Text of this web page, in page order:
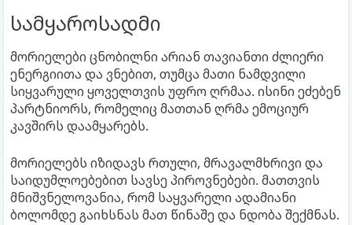
სამყაროსადმი
მორიელები ცნობილნი არიან თავიანთი ძლიერი
ენერგიითა და ვნებით, თუმცა მათი ნამდვილი
სიყვარული ყოველთვის უფრო ღრმაა. ისინი ეძებენ
პარტნიორს, რომელიც მათთან ღრმა ემოციურ
კავშირს დაამყარებს.
მორიელებს იზიდავს რთული, მრავალმხრივი და
საიდუმლოებებით სავსე პიროვნებები. მათთვის
მნიშვნელოვანია, რომ საყვარელი ადამიანი
ბოლომდე გაიხსნას მათ წინაშე და ნდობა შექმნას.